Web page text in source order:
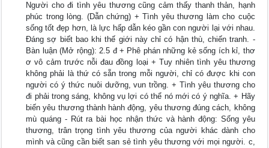
Người cho đi tình yêu thương cũng cảm thấy thanh thản, hạnh
phúc trong lòng. (Dẫn chứng) + Tình yêu thương làm cho cuộc
sống tốt đẹp hơn, là lực hấp dẫn kéo gần con người lại với nhau.
Đáng sợ biết bao khi thế giới này chỉ có hận thù, chiến tranh. -
Bàn luận (Mở rộng): 2.5 đ + Phê phán những kẻ sống ích kỉ, thơ
ơ vô cảm trước nỗi đau đồng loại + Tuy nhiên tình yêu thương
không phải là thứ có sẵn trong mỗi người, chỉ có được khi con
người có ý thức nuôi dưỡng, vun trồng. + Tình yêu thương cho
đi phải trong sáng, không vụ lợi có thể nó mới có ý nghĩa. + Hãy
biến yêu thương thành hành động, yêu thương đúng cách, không
mù quáng - Rút ra bài học nhận thức và hành động: Sống yêu
thương, trân trọng tình yêu thương của người khác dành cho
mình và cũng cần biết san sẻ tình yêu thương với mọi người. c,